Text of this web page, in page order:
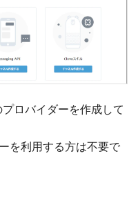
ロバイダーを作成して
を利用する方は不要で